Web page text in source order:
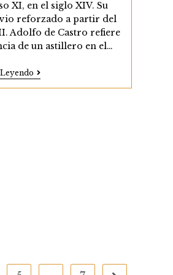
XI, en el siglo XIV. Su
vio reforzado a partir del
Adolfo de Castro refiere
de un astillero en el…
El
Real